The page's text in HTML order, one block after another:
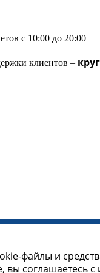
с 10:00 до 20:00
клиентов –
файлы и
вы соглашаетесь